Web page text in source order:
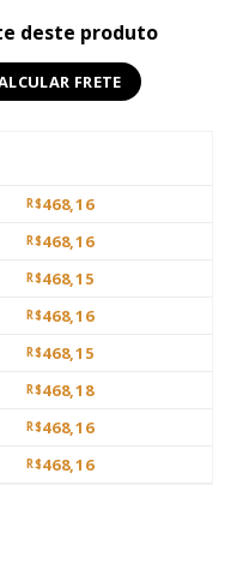
deste produto
R$468,16
R$468,16
R$468,15
R$468,16
R$468,15
R$468,18
R$468,16
R$468,16